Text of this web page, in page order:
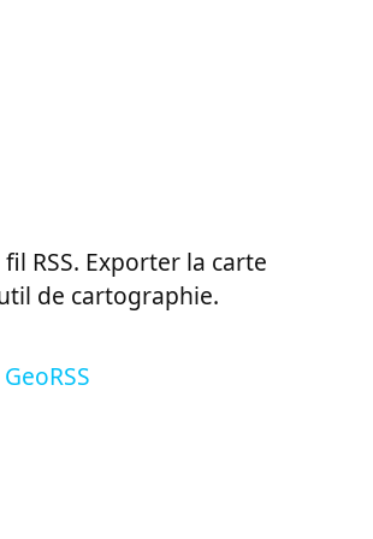
RSS. Exporter la carte
de cartographie.